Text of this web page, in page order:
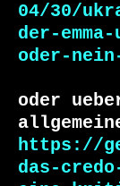
04/30/
der-
oder-
oder
https://
das-